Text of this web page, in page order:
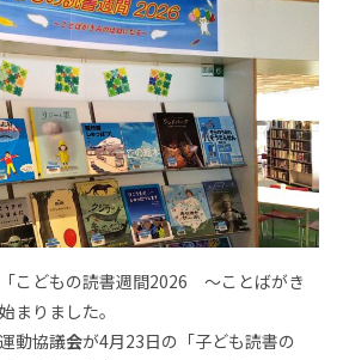
こどもの読書週間2026 ～ことばがき
まりました。
動協議会が4月23日の「子ども読書の